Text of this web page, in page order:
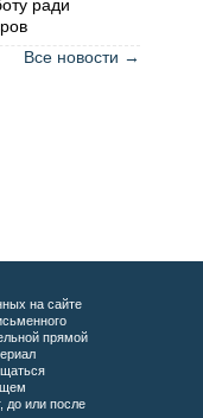
ради
Все новости →
на сайте
прямой
до или после